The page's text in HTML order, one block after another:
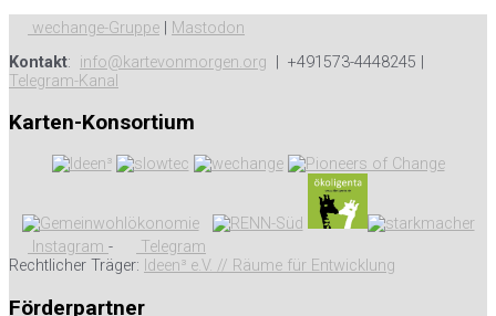
wechange-Gruppe
Mastodon
Kontakt: info@kartevonmorgen.org | +491573-4448245 |
Telegram-Kanal
Karten-Konsortium
Instagram -
Telegram
Rechtlicher Träger: Ideen³ e.V. // Räume für Entwicklung
Förderpartner